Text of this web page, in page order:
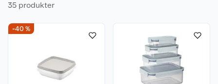
35 produkter
-40 %